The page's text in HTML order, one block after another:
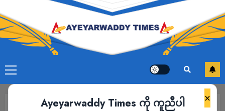
×
Ayeyarwaddy Times ကို ကူညီပါ